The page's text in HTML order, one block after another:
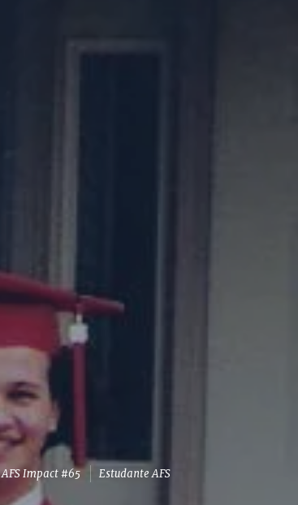
AFS Impact #65 Estudante AFS